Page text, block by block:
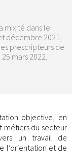
mixité dans le
décembre 2021,
prescripteurs de
mars 2022.
objective, en
métiers du secteur
un travail de
l’orientation et de